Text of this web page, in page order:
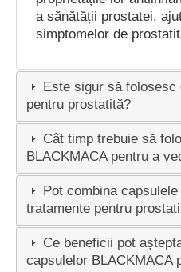
a sănătății prostatei,
simptomelor de
Este sigur să
pentru prostatită?
Cât timp trebuie să
BLACKMACA pentru a
Pot combina
tratamente pentru
Ce beneficii pot
capsulelor BLACKMACA